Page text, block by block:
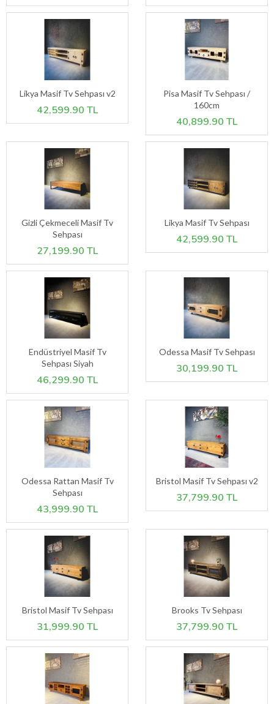
Likya Masif Tv Sehpası v2
42,599.90 TL
Pisa Masif Tv Sehpası /
160cm
40,899.90 TL
Gizli Çekmeceli Masif Tv
Sehpası
27,199.90 TL
Likya Masif Tv Sehpası
42,599.90 TL
Endüstriyel Masif Tv
Sehpası Siyah
46,299.90 TL
Odessa Masif Tv Sehpası
30,199.90 TL
Odessa Rattan Masif Tv
Sehpası
43,999.90 TL
Bristol Masif Tv Sehpası v2
37,799.90 TL
Bristol Masif Tv Sehpası
31,999.90 TL
Brooks Tv Sehpası
37,799.90 TL